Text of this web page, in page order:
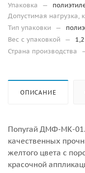
Упаковка
—
Допустимая нагрузка,
Тип упаковки
—
Вес с упаковкой
—
1,2
Страна производства
ОПИСАНИЕ
Попугай ДМФ-МК-
качественных
желтого цвета с
красочной